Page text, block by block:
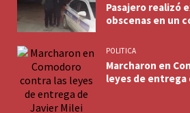
Pasajero realizó
obscenas en un
POLITICA
Marcharon en
leyes de entrega